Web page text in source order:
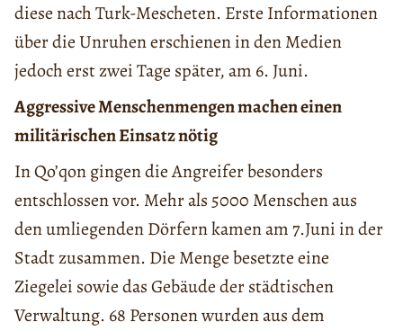
diese nach Turk-Mescheten. Erste Informationen
über die Unruhen erschienen in den Medien
jedoch erst zwei Tage später, am 6. Juni.
Aggressive Menschenmengen machen einen
militärischen Einsatz nötig
In Qo’qon gingen die Angreifer besonders
entschlossen vor. Mehr als 5000 Menschen aus
den umliegenden Dörfern kamen am 7.Juni in der
Stadt zusammen. Die Menge besetzte eine
Ziegelei sowie das Gebäude der städtischen
Verwaltung. 68 Personen wurden aus dem